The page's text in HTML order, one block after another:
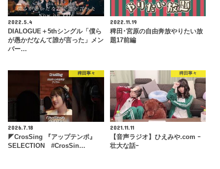
2022.5.4
DIALOGUE＋5thシングル「僕ら
が愚かだなんて誰が言った」メン
バー…
2022.11.19
稗田･宮原の自由奔放やりたい放
題17前編
稗田寧々
2026.7.18
◤CrosSing 『アップテンポ』
SELECTION #CrosSin…
稗田寧々
2021.11.11
【音声ラジオ】ひえみや.com ｰ
壮大な話ｰ